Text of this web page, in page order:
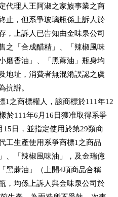
代理人王阿淑之家族事業之商
止，但系爭玻璃瓶係上訴人於
，上訴人已告知由金味泉公司
之「合成醋精」、「辣椒風味
磨香油」、「黑蔴油」瓶身均
地址，消費者無混淆誤認之虞
抗辯。
1之商標權人，該商標於111年12
於111年6月16日獲准取得系爭
15日，並指定使用於第29類商
工生產使用系爭商標1之商品
、「辣椒風味油」，及金瑞億
黑蔴油」（上開4項商品合稱
，均係上訴人與金味泉公司於